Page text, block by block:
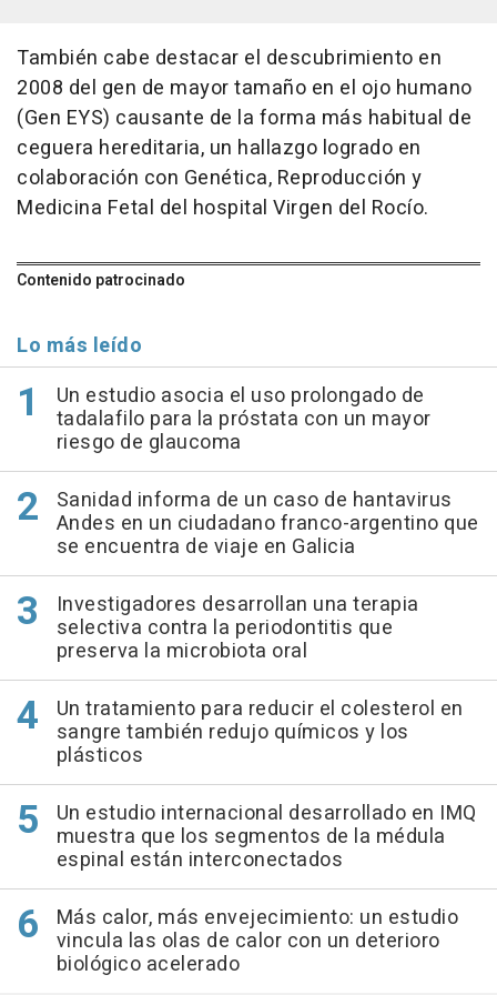
También cabe destacar el descubrimiento en
2008 del gen de mayor tamaño en el ojo humano
(Gen EYS) causante de la forma más habitual de
ceguera hereditaria, un hallazgo logrado en
colaboración con Genética, Reproducción y
Medicina Fetal del hospital Virgen del Rocío.
Contenido patrocinado
Lo más leído
Un estudio asocia el uso prolongado de
tadalafilo para la próstata con un mayor
riesgo de glaucoma
Sanidad informa de un caso de hantavirus
Andes en un ciudadano franco-argentino que
se encuentra de viaje en Galicia
Investigadores desarrollan una terapia
selectiva contra la periodontitis que
preserva la microbiota oral
Un tratamiento para reducir el colesterol en
sangre también redujo químicos y los
plásticos
Un estudio internacional desarrollado en IMQ
muestra que los segmentos de la médula
espinal están interconectados
Más calor, más envejecimiento: un estudio
vincula las olas de calor con un deterioro
biológico acelerado